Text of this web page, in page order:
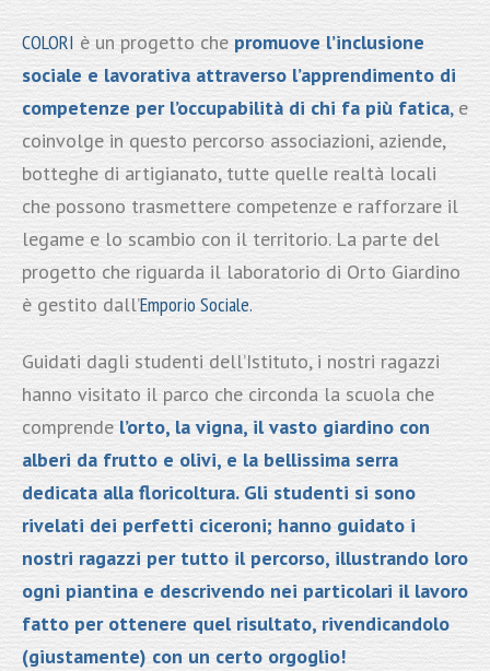
COLORI è un progetto che promuove l’inclusione
sociale e lavorativa attraverso l’apprendimento di
competenze per l’occupabilità di chi fa più fatica,e
coinvolge in questo percorso associazioni, aziende,
botteghe di artigianato, tutte quelle realtà locali
che possono trasmettere competenze e rafforzare il
legame e lo scambio con il territorio. La parte del
progetto che riguarda il laboratorio di Orto Giardino
è gestito dall’Emporio Sociale.
Guidati dagli studenti dell’Istituto, i nostri ragazzi
hanno visitato il parco che circonda la scuola che
comprendel’orto, la vigna, il vasto giardino con
alberi da frutto e olivi, e la bellissima serra
dedicata alla floricoltura. Gli studenti si sono
rivelati dei perfetti ciceroni; hanno guidato i
nostri ragazzi per tutto il percorso, illustrando loro
ogni piantina e descrivendo nei particolari il lavoro
fatto per ottenere quel risultato, rivendicandolo
(giustamente) con un certo orgoglio!